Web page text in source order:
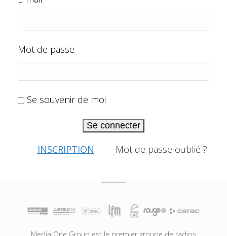
Mot de passe
Se souvenir de moi
Se connecter
INSCRIPTION Mot de passe oublié ?
Media One Group est le premier groupe de radios